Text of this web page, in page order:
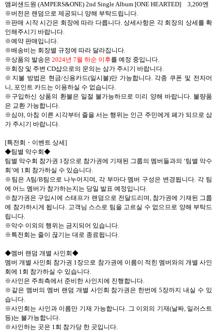
앰퍼샌드원 (AMPERS&ONE) 2nd Single Album [ONE HEARTED] 3,200엔
※버전은 랜덤으로 제공되니 양해 부탁드립니다.
※판매 시작 시간은 회장에 따라 다릅니다.상세사항은 각 회장의 상세를 확
인해주시기 바랍니다.
※예약 판매입니다.
※배송비는 회장별 규정에 따라 달라집니다.
※상품의 발송은 2024년 7월 하순 이후를 예정 중입니다.
※회장 및 주변 CD샵으로의 문의는 삼가 주시기 바랍니다.
※지불 방법은 현금/신용카드(일시불)만 가능합니다. 각종 쿠폰 및 전자머
니, 포인트 카드는 이용하실 수 없습니다.
※구입하신 상품의 환불은 일절 불가능하므로 미리 양해 바랍니다. 불량품
은 교환 가능합니다.
※심야, 아침 이른 시각부터 줄을 서는 행위는 인근 주민에게 폐가 되므로 삼
가 주시기 바랍니다.
[특전회 ・ 이벤트 상세]
◆팀별 악수회◆
팀별 악수회 참가권 1장으로 참가권에 기재된 그룹의 멤버들과의 ‘팀별 악수
회 ’에 1회 참가하실 수 있습니다.
※팀은 A팀/B팀으로 나누어지며, 각 부마다 멤버 구성은 변경됩니다. 각 팀
에 어느 멤버가 참가하는지는 당일 발표 예정입니다.
※참가권은 구입시에 스태프가 랜덤으로 전달드리며, 참가권에 기재된 그룹
에 참가하시게 됩니다. 고객님 스스로 팀을 고르실 수 없으므로 양해 부탁드
립니다.
※악수 이외의 행위는 금지되어 있습니다.
※특전회는 줄이 끊기는 대로 종료됩니다.
◆멤버 랜덤 개별 사인회◆
멤버 개별 사인회 참가권 1장으로 참가권에 이름이 적힌 멤버와의 개별 사인
회에 1회 참가하실 수 있습니다.
※사인은 주최측에서 준비한 사인지에 진행합니다.
※같은 멤버의 멤버 랜덤 개별 사인회 참가권은 한번에5장까지 내실 수 있
습니다.
※사인회는 사인과 이름만 기재 가능합니다. 그 이외의 기재(날짜, 일러스트
등)는 불가능합니다.
※사인하는 곳은 1회 참가당 한 곳입니다.